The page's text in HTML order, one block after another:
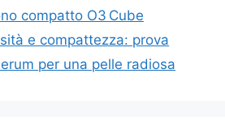
compatto O3 Cube
e compattezza: prova
per una pelle radiosa